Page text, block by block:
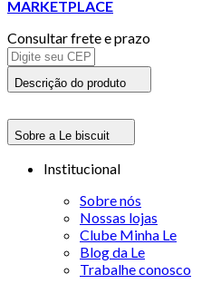
MARKETPLACE
Consultar frete e prazo
Descrição do produto
Sobre a Le biscuit
Institucional
Sobre nós
Nossas lojas
Clube Minha Le
Blog da Le
Trabalhe conosco